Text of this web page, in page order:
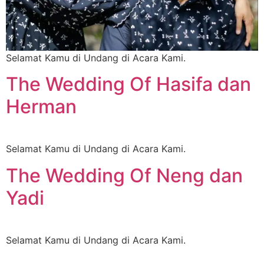
Selamat Kamu di Undang di Acara Kami.
The Wedding Of Hasifa dan
Herman
Selamat Kamu di Undang di Acara Kami.
The Wedding Of Neng dan
Yadi
Selamat Kamu di Undang di Acara Kami.